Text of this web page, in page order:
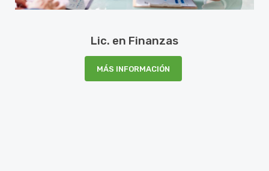
Lic. en Finanzas
MÁS INFORMACIÓN